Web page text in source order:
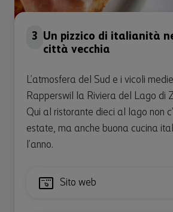
3 Un pizzico di italianità
città vecchia
L’atmosfera del Sud e i vicoli
Rapperswil la Riviera del Lago di
Qui al ristorante dieci al lago non
estate, ma anche buona cucina
l’anno.
Sito web